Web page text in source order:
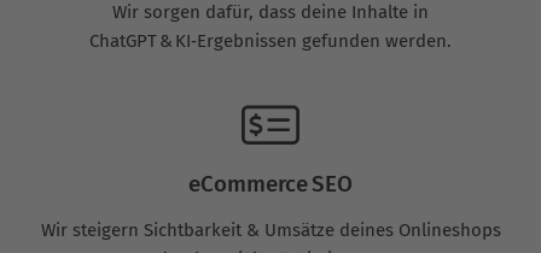
Wir sorgen dafür, dass deine Inhalte in
ChatGPT & KI‑Ergebnissen gefunden werden.
eCommerce SEO
Wir steigern Sichtbarkeit & Umsätze deines Onlineshops